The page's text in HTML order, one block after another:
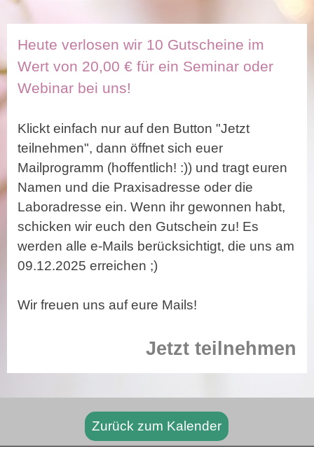
Heute verlosen wir 10 Gutscheine im
Wert von 20,00 € für ein Seminar oder
Webinar bei uns!
Klickt einfach nur auf den Button "Jetzt
teilnehmen", dann öffnet sich euer
Mailprogramm (hoffentlich! :)) und tragt euren
Namen und die Praxisadresse oder die
Laboradresse ein. Wenn ihr gewonnen habt,
schicken wir euch den Gutschein zu! Es
werden alle e-Mails berücksichtigt, die uns am
09.12.2025 erreichen ;)
Wir freuen uns auf eure Mails!
Jetzt teilnehmen
Zurück zum Kalender